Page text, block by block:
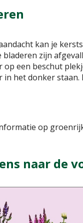
kan je
bladeren zijn
op een beschut
in het donker
op
naar de